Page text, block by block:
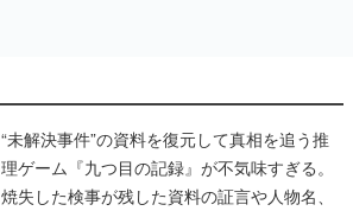
“未解決事件”の資料を復元して真相を追う推
理ゲーム『九つ目の記録』が不気味すぎる。
焼失した検事が残した資料の証言や人物名、